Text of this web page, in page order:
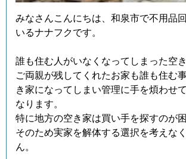
みなさんこんにちは、和泉市で不用品
いるナナフクです。
誰も住む人がいなくなってしまった空き
ご両親が残してくれたお家も誰も住む
き家になってしまい管理に手を煩わせ
なります。
特に地方の空き家は買い手を探すのが困
そのため実家を解体する選択を考えな
ん。